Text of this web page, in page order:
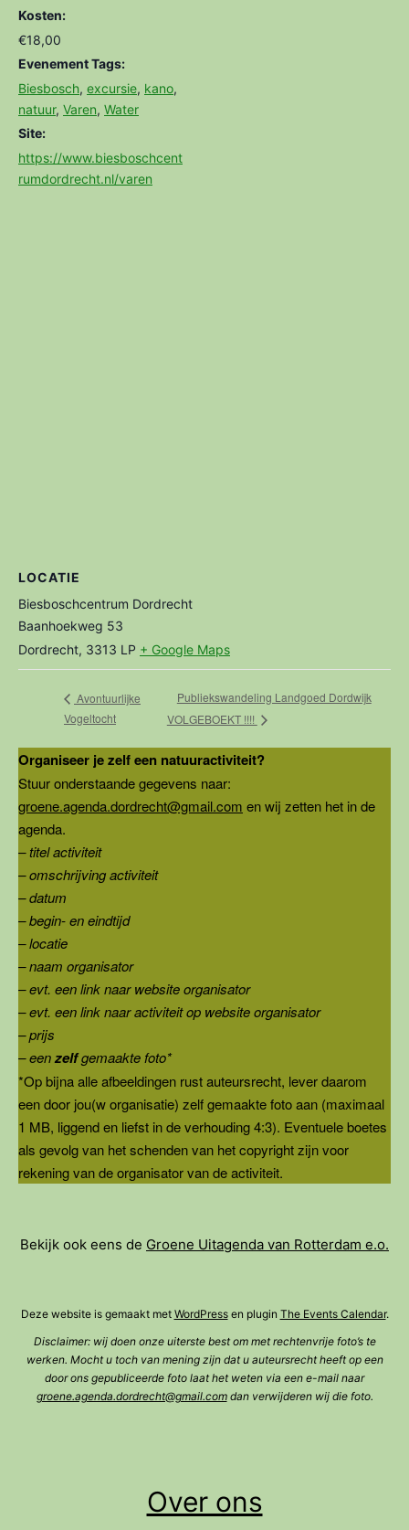
Kosten:
€18,00
Evenement Tags:
Biesbosch, excursie, kano,
natuur, Varen, Water
Site:
https://www.biesboschcent
rumdordrecht.nl/varen
LOCATIE
Biesboschcentrum Dordrecht
Baanhoekweg 53
Dordrecht, 3313 LP + Google Maps
Avontuurlijke
Vogeltocht
Publiekswandeling Landgoed Dordwijk
VOLGEBOEKT !!!!
Organiseer je zelf een natuuractiviteit?
Stuur onderstaande gegevens naar:
groene.agenda.dordrecht@gmail.com en wij zetten het in de
agenda.
– titel activiteit
– omschrijving activiteit
– datum
– begin- en eindtijd
– locatie
– naam organisator
– evt. een link naar website organisator
– evt. een link naar activiteit op website organisator
– prijs
– eenzelfgemaakte foto*
*Op bijna alle afbeeldingen rust auteursrecht, lever daarom
een door jou(w organisatie) zelf gemaakte foto aan (maximaal
1 MB, liggend en liefst in de verhouding 4:3). Eventuele boetes
als gevolg van het schenden van het copyright zijn voor
rekening van de organisator van de activiteit.
Bekijk ook eens de Groene Uitagenda van Rotterdam e.o.
Deze website is gemaakt met WordPressen plugin The Events Calendar.
Disclaimer: wij doen onze uiterste best om met rechtenvrije foto’s te
werken. Mocht u toch van mening zijn dat u auteursrecht heeft op een
door ons gepubliceerde foto laat het weten via een e-mail naar
groene.agenda.dordrecht@gmail.comdan verwijderen wij die foto.
Over ons